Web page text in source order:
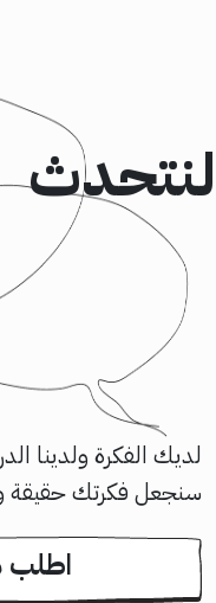
لنتحدث
لديك الفكرة ولدينا
سنجعل فكرتك حقيقة
!اطلب